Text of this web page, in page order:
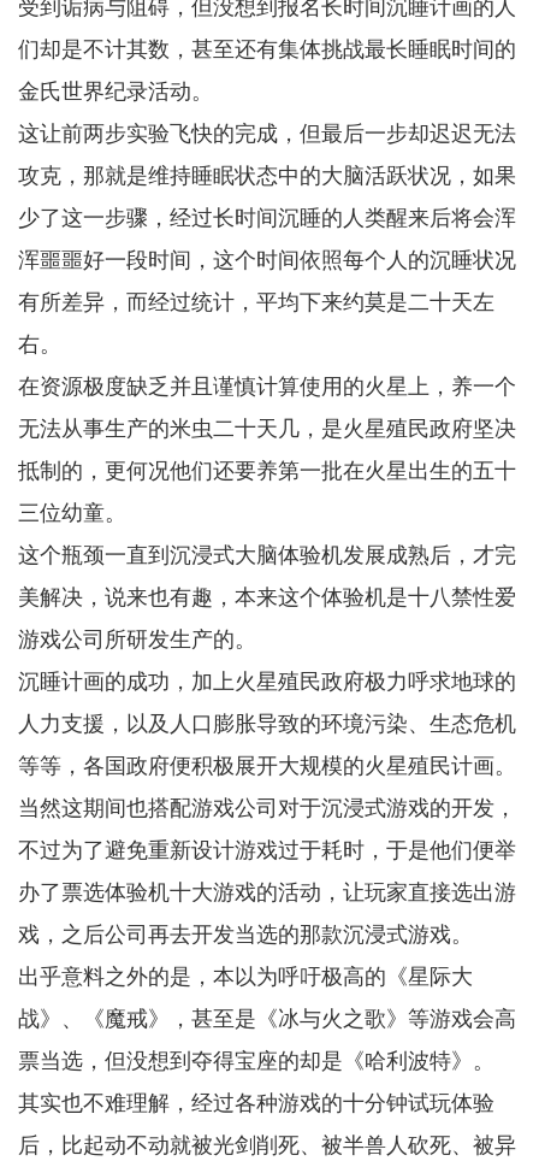
受到诟病与阻碍，但没想到报名长时间沉睡计画的人
们却是不计其数，甚至还有集体挑战最长睡眠时间的
金氏世界纪录活动。
这让前两步实验飞快的完成，但最后一步却迟迟无法
攻克，那就是维持睡眠状态中的大脑活跃状况，如果
少了这一步骤，经过长时间沉睡的人类醒来后将会浑
浑噩噩好一段时间，这个时间依照每个人的沉睡状况
有所差异，而经过统计，平均下来约莫是二十天左
右。
在资源极度缺乏并且谨慎计算使用的火星上，养一个
无法从事生产的米虫二十天几，是火星殖民政府坚决
抵制的，更何况他们还要养第一批在火星出生的五十
三位幼童。
这个瓶颈一直到沉浸式大脑体验机发展成熟后，才完
美解决，说来也有趣，本来这个体验机是十八禁性爱
游戏公司所研发生产的。
沉睡计画的成功，加上火星殖民政府极力呼求地球的
人力支援，以及人口膨胀导致的环境污染、生态危机
等等，各国政府便积极展开大规模的火星殖民计画。
当然这期间也搭配游戏公司对于沉浸式游戏的开发，
不过为了避免重新设计游戏过于耗时，于是他们便举
办了票选体验机十大游戏的活动，让玩家直接选出游
戏，之后公司再去开发当选的那款沉浸式游戏。
出乎意料之外的是，本以为呼吁极高的《星际大
战》、《魔戒》，甚至是《冰与火之歌》等游戏会高
票当选，但没想到夺得宝座的却是《哈利波特》。
其实也不难理解，经过各种游戏的十分钟试玩体验
后，比起动不动就被光剑削死、被半兽人砍死、被异